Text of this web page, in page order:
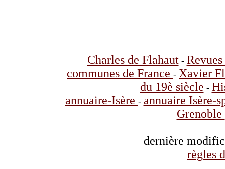
Charles de Flahaut-
communes de France - Xavier
du 19è siècle -
annuaire-Isère - annuaire Isère-
Grenoble
dernière
règles